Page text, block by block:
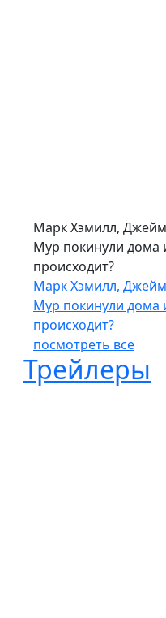
Марк Хэмилл,
Мур покинули дома
происходит?
Марк Хэмилл,
Мур покинули дома
происходит?
посмотреть все
Трейлеры